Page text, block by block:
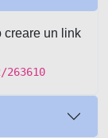
creare un link